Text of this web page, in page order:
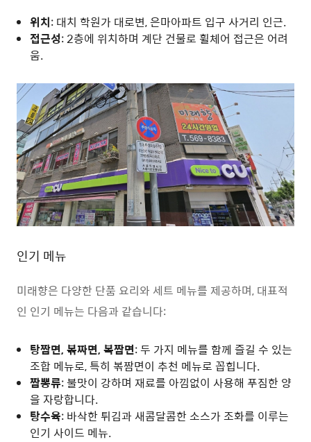
위치: 대치 학원가 대로변, 은마아파트 입구 사거리 인근.
접근성: 2층에 위치하며 계단 건물로 휠체어 접근은 어려
움.
인기 메뉴
미래향은 다양한 단품 요리와 세트 메뉴를 제공하며, 대표적
인 인기 메뉴는 다음과 같습니다:
탕짬면, 볶짜면, 복짬면: 두 가지 메뉴를 함께 즐길 수 있는
조합 메뉴로, 특히 볶짬면이 추천 메뉴로 꼽힙니다.
짬뽕류: 불맛이 강하며 재료를 아낌없이 사용해 푸짐한 양
을 자랑합니다.
탕수육: 바삭한 튀김과 새콤달콤한 소스가 조화를 이루는
인기 사이드 메뉴.